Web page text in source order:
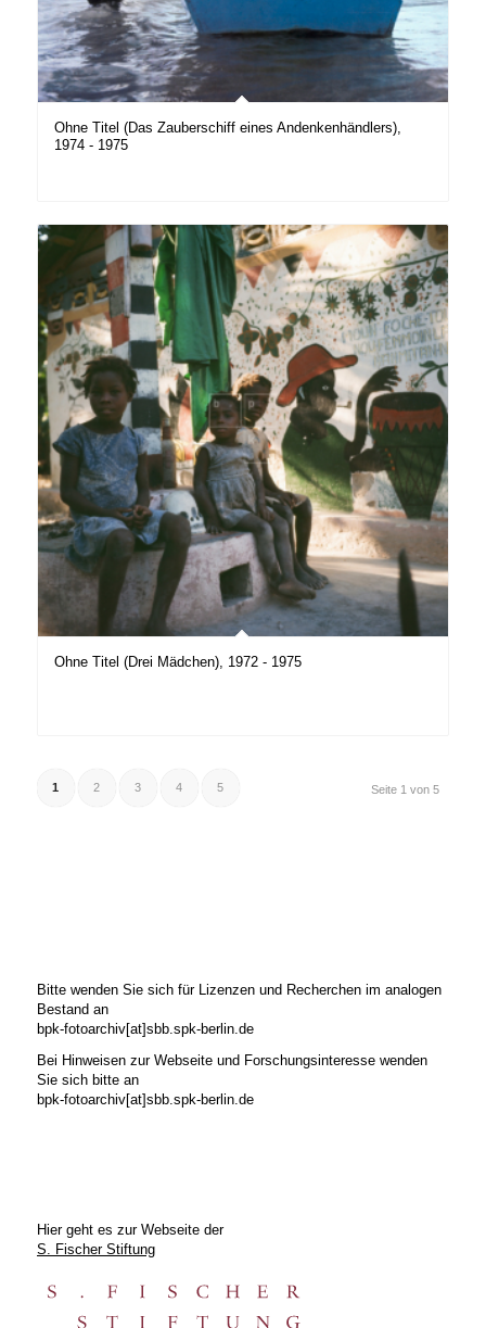
Ohne Titel (Das Zauberschiff eines Andenkenhändlers),
1974 - 1975
Ohne Titel (Drei Mädchen), 1972 - 1975
Seite 1 von 5
1 2 3 4 5
Bitte wenden Sie sich für Lizenzen und Recherchen im analogen
Bestand an
bpk-fotoarchiv[at]sbb.spk-berlin.de
Bei Hinweisen zur Webseite und Forschungsinteresse wenden
Sie sich bitte an
bpk-fotoarchiv[at]sbb.spk-berlin.de
Hier geht es zur Webseite der
S. Fischer Stiftung